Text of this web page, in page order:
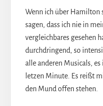
Wenn ich über Hamilton
sagen, dass ich nie in
vergleichbares gesehen
durchdringend, so
alle anderen Musicals,
letzen Minute. Es reißt
den Mund offen stehen.